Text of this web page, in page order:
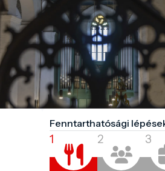
Fenntarthatósági
1 2 3